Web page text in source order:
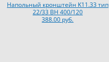
Напольный кронштейн K11.33 тип
22/33 BH 400/120
388.00 руб.